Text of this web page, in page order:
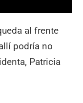
al frente
podría no
Patricia